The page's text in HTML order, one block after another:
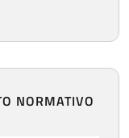
NORMATIVO